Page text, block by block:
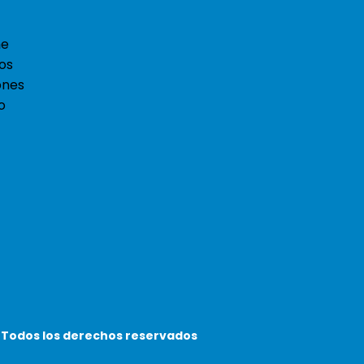
los derechos reservados